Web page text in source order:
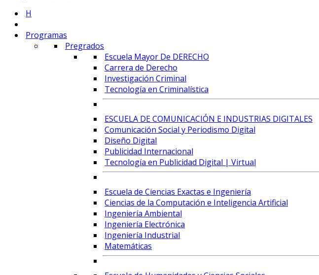
H
Programas
Pregrados
Escuela Mayor De DERECHO
Carrera de Derecho
Investigación Criminal
Tecnología en Criminalística
ESCUELA DE COMUNICACIÓN E INDUSTRIAS DIGITALES
Comunicación Social y Periodismo Digital
Diseño Digital
Publicidad Internacional
Tecnología en Publicidad Digital | Virtual
Escuela de Ciencias Exactas e Ingeniería
Ciencias de la Computación e Inteligencia Artificial
Ingeniería Ambiental
Ingeniería Electrónica
Ingeniería Industrial
Matemáticas